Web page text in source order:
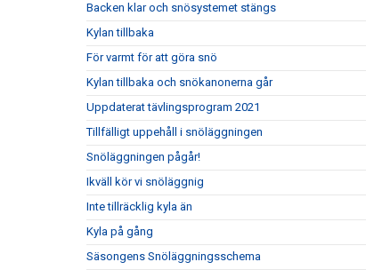
Backen klar och snösystemet stängs
Kylan tillbaka
För varmt för att göra snö
Kylan tillbaka och snökanonerna går
Uppdaterat tävlingsprogram 2021
Tillfälligt uppehåll i snöläggningen
Snöläggningen pågår!
Ikväll kör vi snöläggnig
Inte tillräcklig kyla än
Kyla på gång
Säsongens Snöläggningsschema